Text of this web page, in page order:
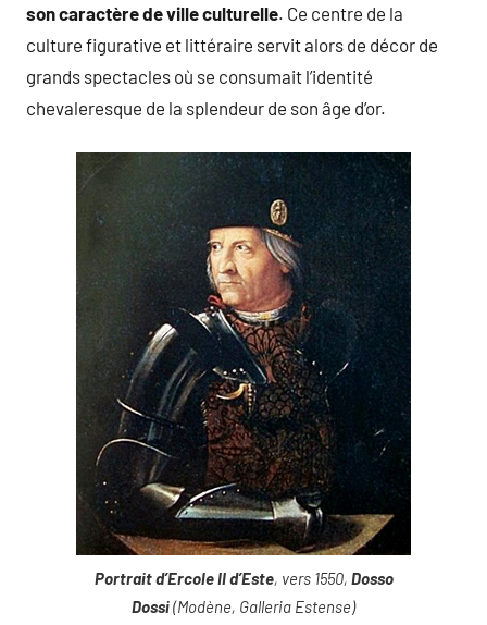
son caractère de ville culturelle. Ce centre de la
culture figurative et littéraire servit alors de décor de
grands spectacles où se consumait l’identité
chevaleresque de la splendeur de son âge d’or.
Portrait d’Ercole II d’Este, vers 1550, Dosso
Dossi(Modène, Galleria Estense)